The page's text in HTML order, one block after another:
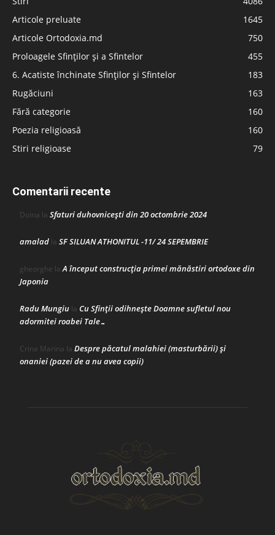
Articole preluate
1645
Articole Ortodoxia.md
750
Proloagele Sfinților și a Sfintelor
455
6. Acatiste închinate Sfinților și Sfintelor
183
Rugăciuni
163
Fără categorie
160
Poezia religioasă
160
Stiri religioase
79
Comentarii recente
Doina la Sfaturi duhovnicești din 20 octombrie 2024
amalad la SF SILUAN ATHONITUL -11/ 24 SEPEMBRIE
gheorghe laA început construcţia primei mănăstiri ortodoxe din
Japonia
Radu Mungiu la Cu Sfinții odihnește Doamne sufletul nou
adormitei roabei Tale…
Crina Marina la Despre păcatul malahiei (masturbării) şi
onaniei (pazei de a nu avea copii)